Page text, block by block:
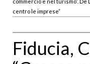
centro le imprese”
Fiducia,